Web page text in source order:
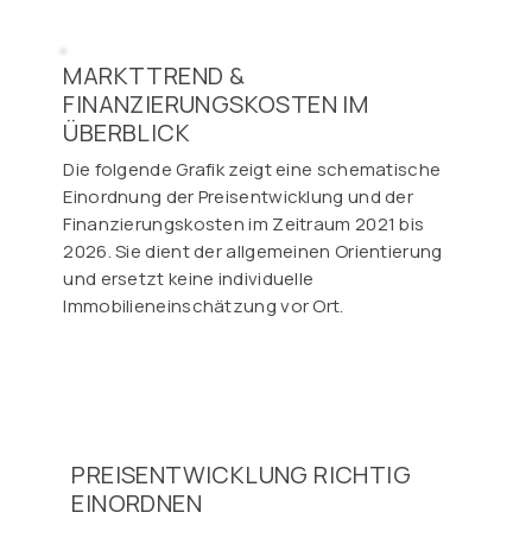
MARKTTREND &
FINANZIERUNGSKOSTEN IM
ÜBERBLICK
Die folgende Grafik zeigt eine schematische
Einordnung der Preisentwicklung und der
Finanzierungskosten im Zeitraum 2021 bis
2026. Sie dient der allgemeinen Orientierung
und ersetzt keine individuelle
Immobilieneinschätzung vor Ort.
PREISENTWICKLUNG RICHTIG
EINORDNEN